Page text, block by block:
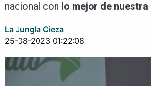
nacional con lo mejor de
La Jungla Cieza
25-08-2023 01:22:08